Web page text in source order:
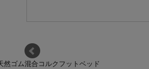
然ゴム混合コルクフットベッド